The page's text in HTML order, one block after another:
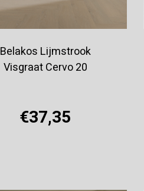
Belakos Lijmstrook
Visgraat Cervo 20
€37,35